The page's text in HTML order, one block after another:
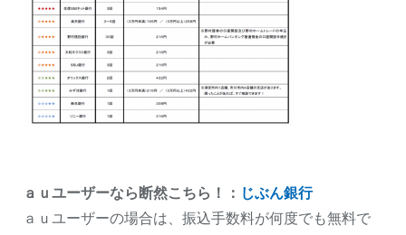
ａｕユーザーなら断然こちら！： じぶん銀行
ａｕユーザーの場合は、振込手数料が何度でも無料で